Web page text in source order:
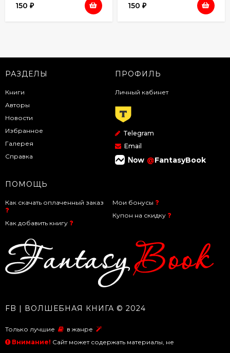
150 ₽ 150 ₽
РАЗДЕЛЫ
Книги
Авторы
Новости
Избранное
Галерея
Справка
ПРОФИЛЬ
Личный кабинет
Telegram
Email
@FantasyBook
ПОМОЩЬ
Как скачать оплаченный заказ
Как добавить книгу
Мои бонусы
Купон на скидку
FB | ВОЛШЕБНАЯ КНИГА © 2024
Только лучшие
в жанре
Внимание! Сайт может содержать материалы, не